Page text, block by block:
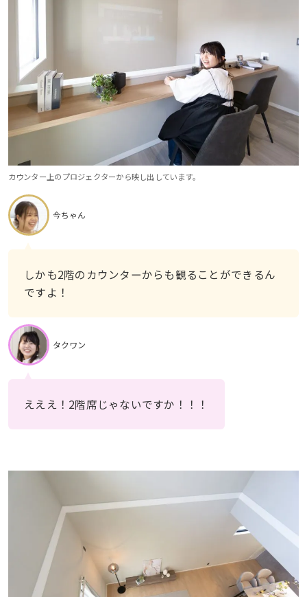
カウンター上のプロジェクターから映し出しています。
今ちゃん
しかも2階のカウンターからも観ることができるん
ですよ！
タクワン
えええ！2階席じゃないですか！！！